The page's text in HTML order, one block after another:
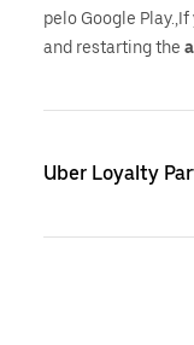
pelo Google Play.,If
and restarting the
Uber Loyalty